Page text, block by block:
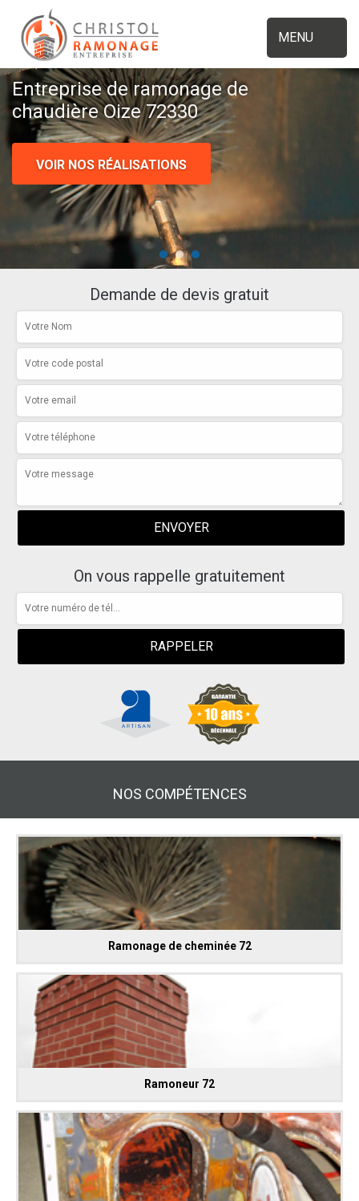
MENU
Entreprise de ramonage de
chaudière Oize 72330
VOIR NOS RÉALISATIONS
Demande de devis gratuit
On vous rappelle gratuitement
NOS COMPÉTENCES
Ramonage de cheminée 72
Ramoneur 72